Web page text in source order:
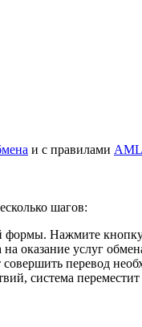
и с правилами
шагов:
формы. Нажмите
оказание услуг
совершить перевод
система переместит